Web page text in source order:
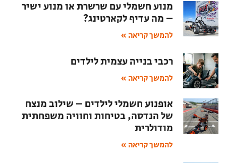
מנוע חשמלי עם שרשרת או מנוע ישיר
– מה עדיף לקארטינג?
להמשך קריאה »
רכבי בנייה עצמית לילדים
להמשך קריאה »
אופנוע חשמלי לילדים – שילוב מנצח
של הנדסה, בטיחות וחוויה משפחתית
מודולרית
להמשך קריאה »